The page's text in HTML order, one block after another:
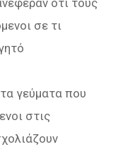
ότι τους
σε τι
γεύματα που
στις